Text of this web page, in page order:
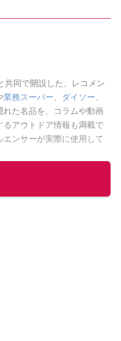
同で開設した、レコメン
業務スーパー、 ダイソー、
れた名品を、コラムや動画
アウトドア情報も満載で
ンサーが実際に使用して